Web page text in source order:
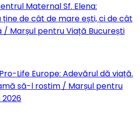
Maternal Sf. Elena:
ține de cât de mare ești, ci de cât
/ Marșul pentru Viață București
Life Europe: Adevărul dă viață.
să-l rostim / Marșul pentru